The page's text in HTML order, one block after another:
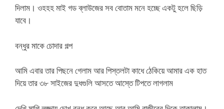
দিলাম। ওহহহ মাই গড ব্লাউজের সব বোতাম মনে হচ্ছে একটু হলে ছিড়ি
যাবে।
বন্ধুর মাকে চোদার গল্প
আমি এবার তার পিছনে গেলাম আর পিস্তলটা কাধে ঠেকিয়ে আমার এক হাত
দিয়ে তার ৩৮ সাইজের দুধগুলি আসতে আস্তে টিপতে লাগলাম